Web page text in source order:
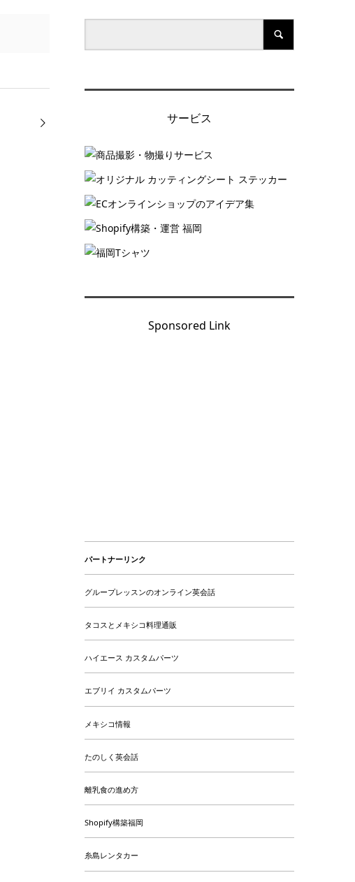
サービス
Sponsored Link
パートナーリンク
グループレッスンのオンライン英会話
タコスとメキシコ料理通販
ハイエース カスタムパーツ
エブリイ カスタムパーツ
メキシコ情報
たのしく英会話
離乳食の進め方
Shopify構築福岡
糸島レンタカー